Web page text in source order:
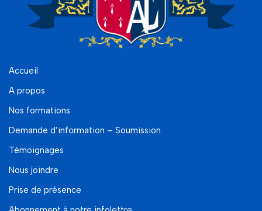
Accueil
A propos
Nos formations
Demande d’information – Soumission
Témoignages
Nous joindre
Prise de présence